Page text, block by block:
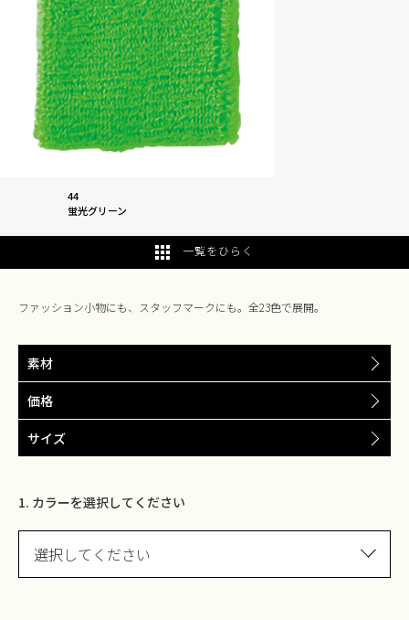
44
蛍光グリーン
一覧をひらく
ファッション小物にも、スタッフマークにも。全23色で展開。
素材
価格
サイズ
1. カラーを選択してください
選択してください